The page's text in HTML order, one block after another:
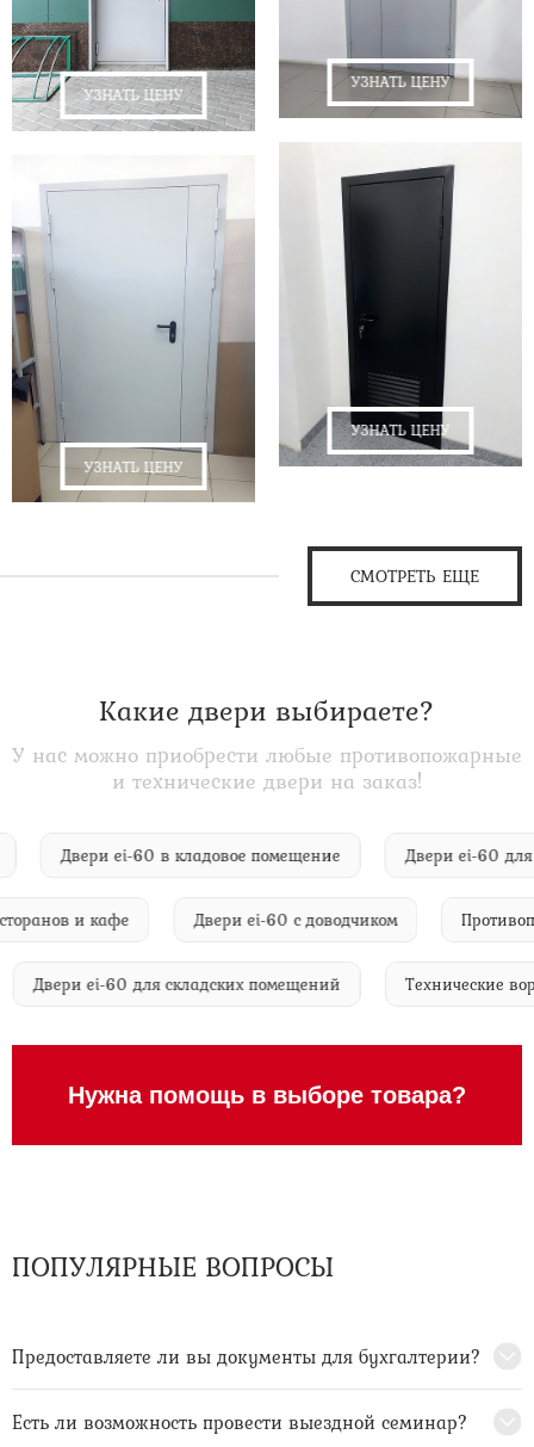
УЗНАТЬ ЦЕНУ
УЗНАТЬ ЦЕНУ
УЗНАТЬ ЦЕНУ
УЗНАТЬ ЦЕНУ
СМОТРЕТЬ ЕЩЕ
Какие двери выбираете?
У нас можно приобрести любые противопожарные
и технические двери на заказ!
Двери ei-60 в кладовое помещение Двери ei-60
и кафе Двери ei-60 с доводчиком
Двери ei-60 для складских помещений
Нужна помощь в выборе товара?
ПОПУЛЯРНЫЕ ВОПРОСЫ
Предоставляете ли вы документы для бухгалтерии?
Есть ли возможность провести выездной семинар?